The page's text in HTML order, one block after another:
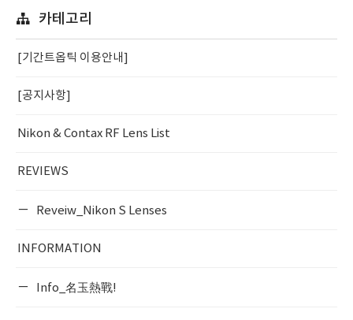
카테고리
[기간트옵틱 이용안내]
[공지사항]
Nikon & Contax RF Lens List
REVIEWS
Reveiw_Nikon S Lenses
INFORMATION
Info_名玉熱戰!